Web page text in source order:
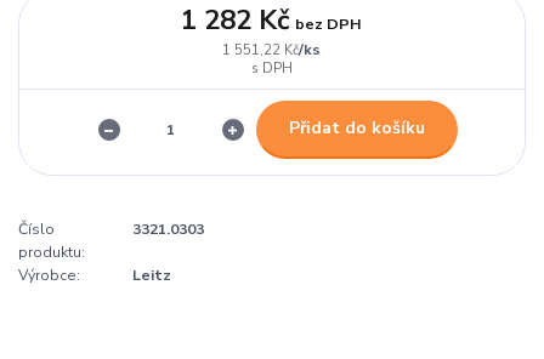
1 551,22 Kč/ks
1 282 Kč bez DPH
Přidat do košíku
Číslo
produktu:
3321.0303
Výrobce: Leitz